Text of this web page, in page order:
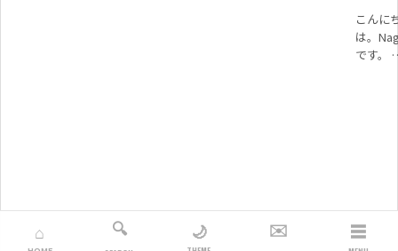
こんに
は。
です。
⌂ 🔍 🌙 ✉️ ☰